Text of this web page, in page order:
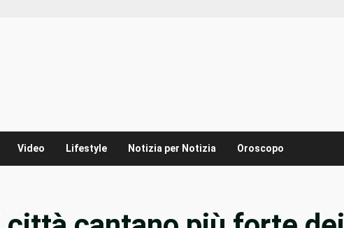
Video Lifestyle Notizia per Notizia Oroscopo